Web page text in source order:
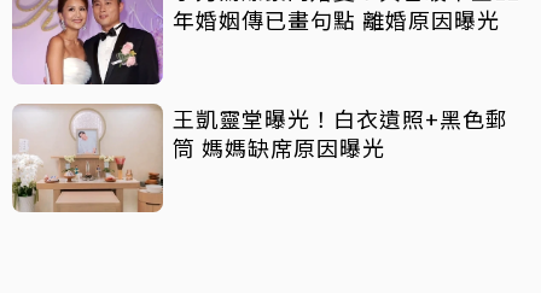
年婚姻傳已畫句點 離婚原因曝光
王凱靈堂曝光！白衣遺照+黑色郵
筒 媽媽缺席原因曝光